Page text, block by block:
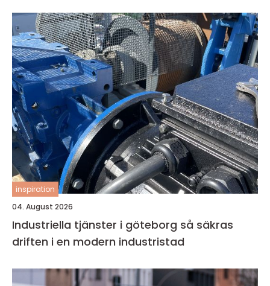
inspiration
04. August 2026
Industriella tjänster i göteborg så säkras
driften i en modern industristad